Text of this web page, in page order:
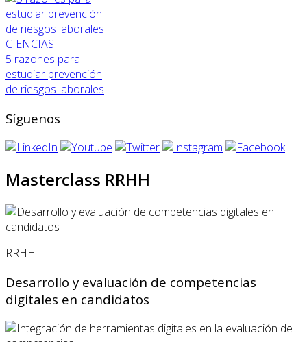
CIENCIAS
5 razones para
estudiar prevención
de riesgos laborales
Síguenos
Masterclass RRHH
RRHH
Desarrollo y evaluación de competencias
digitales en candidatos